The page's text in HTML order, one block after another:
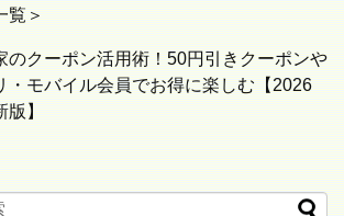
覧＞
のクーポン活用術！50円引きクーポンや
・モバイル会員でお得に楽しむ【2026
版】